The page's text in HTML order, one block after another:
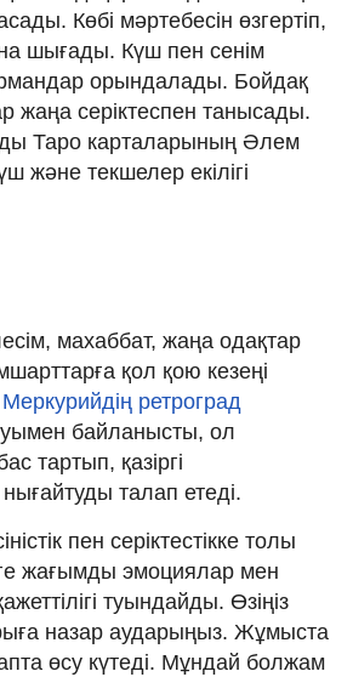
Көбі мәртебесін өзгертіп,
шығады. Күш пен сенім
орындалады. Бойдақ
жаңа серіктеспен танысады.
Таро карталарының Әлем
және текшелер екілігі
махаббат, жаңа одақтар
қол қою кезеңі
Меркурийдің ретроград
байланысты, ол
тартып, қазіргі
талап етеді.
пен серіктестікке толы
жағымды эмоциялар мен
туындайды. Өзіңіз
назар аударыңыз. Жұмыста
өсу күтеді. Мұндай болжам